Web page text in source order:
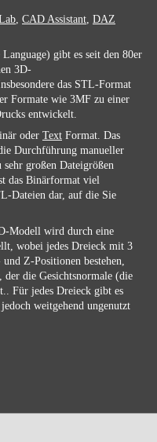
, CAD Assistant, DAZ
gibt es seit den 80er
3D-
das STL-Format
Formate wie 3MF zu einer
entwickelt.
oder Text Format. Das
Durchführung manueller
großen Dateigrößen
das Binärformat viel
Dateien dar, auf die Sie
Modell wird durch eine
wobei jedes Dreieck mit 3
Z-Positionen bestehen,
der die Gesichtsnormale (die
Für jedes Dreieck gibt es
weitgehend ungenutzt